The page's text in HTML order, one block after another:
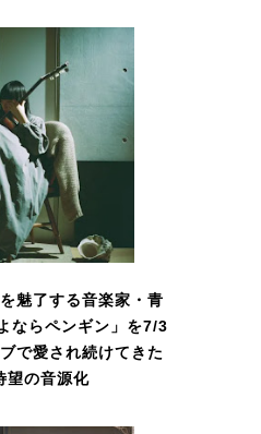
魅了する音楽家・青
ならペンギン」を7/3
で愛され続けてきた
望の音源化